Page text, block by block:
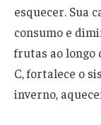
esquecer. Sua
consumo e
frutas ao longo
C, fortalece o
inverno,